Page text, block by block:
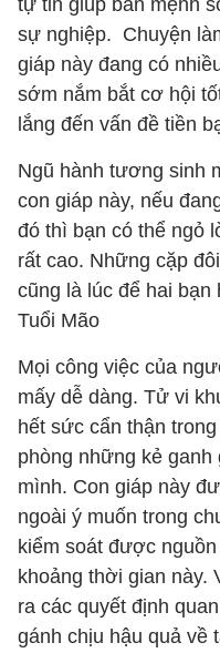
tự tin giúp bản mệnh
sự nghiệp. Chuyện
giáp này đang có
sớm nắm bắt cơ hội
lắng đến vấn đề tiền
Ngũ hành tương sinh
con giáp này, nếu
đó thì bạn có thể ngỏ
rất cao. Những cặp
cũng là lúc để hai bạn
Tuổi Mão
Mọi công việc của
mấy dễ dàng. Tử vi
hết sức cẩn thận
phòng những kẻ
mình. Con giáp này
ngoài ý muốn trong
kiểm soát được
khoảng thời gian này.
ra các quyết định
gánh chịu hậu quả về